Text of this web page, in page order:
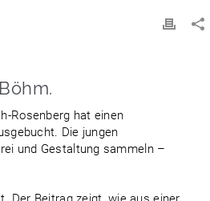
Rosenberg hat einen
Die jungen
und Gestaltung sammeln –